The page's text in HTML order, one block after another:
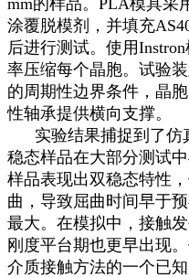
mm的样品。PLA模具采
涂覆脱模剂，并填充
后进行测试。使用
率压缩每个晶胞。试验
的周期性边界条件，晶
性轴承提供横向支撑。
实验结果捕捉到了仿
稳态样品在大部分测试
样品表现出双稳态特性
曲，导致屈曲时间早于
最大。在模拟中，接触
刚度平台期也更早出现
介质接触方法的一个已